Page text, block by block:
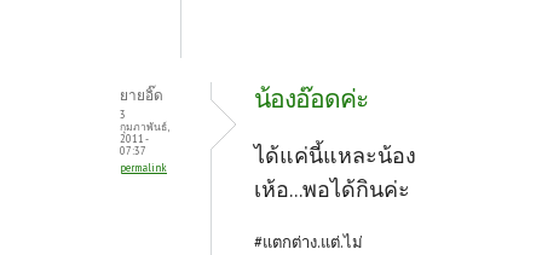
ยายอิ๊ด
3
กุมภาพันธ์,
2011 -
07:37
permalink
น้องอ๊อดค่ะ
ได้แค่นี้แหละน้อง
เห้อ...พอได้กินค่ะ
#แตกต่าง.แต่.ไม่